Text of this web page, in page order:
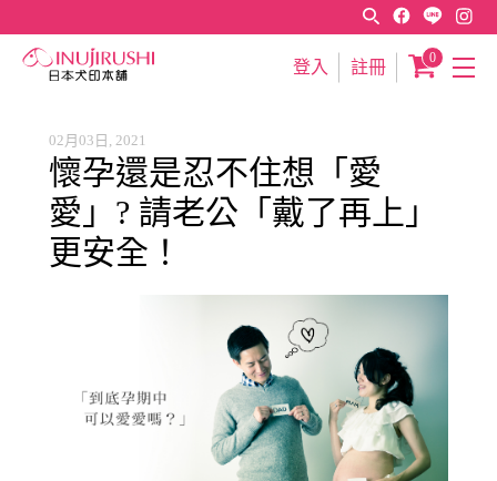
登入 註冊
0
02月03日, 2021
懷孕還是忍不住想「愛
愛」? 請老公「戴了再上」
更安全！